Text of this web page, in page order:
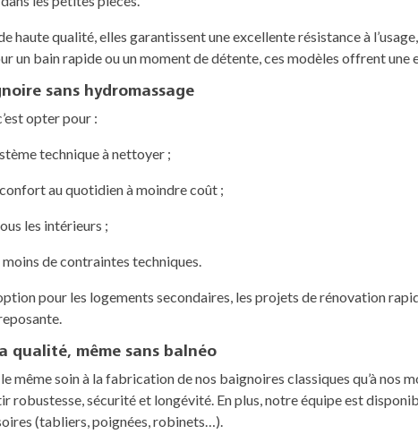
haute qualité, elles garantissent une excellente résistance à
un bain rapide ou un moment de détente, ces modèles offrent une
sans hydromassage
opter pour :
technique à nettoyer ;
au quotidien à moindre coût ;
les intérieurs ;
moins de contraintes techniques.
pour les logements secondaires, les projets de rénovation
qualité, même sans balnéo
même soin à la fabrication de nos baignoires classiques qu’à nos
robustesse, sécurité et longévité. En plus, notre équipe est
(tabliers, poignées, robinets…).